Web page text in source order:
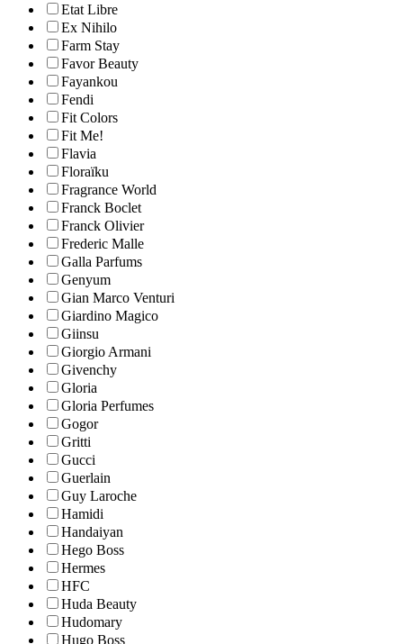
Etat Libre
Ex Nihilo
Farm Stay
Favor Beauty
Fayankou
Fendi
Fit Colors
Fit Me!
Flavia
Floraïku
Fragrance World
Franck Boclet
Franck Olivier
Frederic Malle
Galla Parfums
Genyum
Gian Marco Venturi
Giardino Magico
Giinsu
Giorgio Armani
Givenchy
Gloria
Gloria Perfumes
Gogor
Gritti
Gucci
Guerlain
Guy Laroche
Hamidi
Handaiyan
Hego Boss
Hermes
HFC
Huda Beauty
Hudomary
Hugo Boss